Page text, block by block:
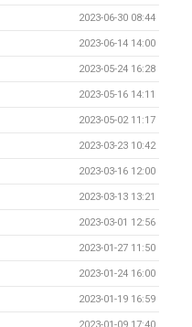
2023-06-30 08:44
2023-06-14 14:00
2023-05-24 16:28
2023-05-16 14:11
2023-05-02 11:17
2023-03-23 10:42
2023-03-16 12:00
2023-03-13 13:21
2023-03-01 12:56
2023-01-27 11:50
2023-01-24 16:00
2023-01-19 16:59